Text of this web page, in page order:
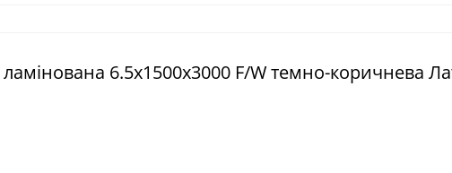
6.5х1500х3000 F/W темно-коричнева